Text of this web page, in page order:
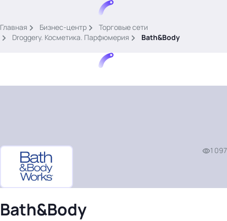
картина дня
темы
новости
видео
Главная Бизнес-центр
Торговые сети
Droggery. Косметика. Парфюмерия
Bath&Body
1 097
Bath&Body